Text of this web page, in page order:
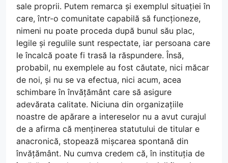
sale proprii. Putem remarca și exemplul situației în
care, într-o comunitate capabilă să funcționeze,
nimeni nu poate proceda după bunul său plac,
legile și regulile sunt respectate, iar persoana care
le încalcă poate fi trasă la răspundere. Însă,
probabil, nu exemplele au fost căutate, nici măcar
de noi, și nu se va efectua, nici acum, acea
schimbare în învățământ care să asigure
adevărata calitate. Niciuna din organizațiile
noastre de apărare a intereselor nu a avut curajul
de a afirma că menținerea statutului de titular e
anacronică, stopează mișcarea spontană din
învățământ. Nu cumva credem că, în instituția de